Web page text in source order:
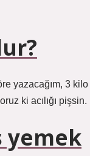
yazacağım, 3 kilo
ki acılığı pişsin.
yemek